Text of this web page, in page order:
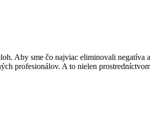
Aby sme čo najviac eliminovali
profesionálov. A to nielen